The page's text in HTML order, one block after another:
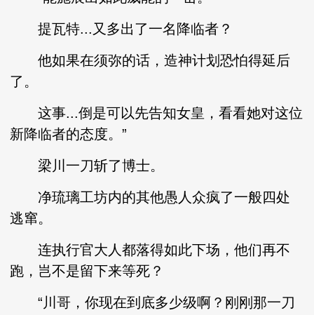
提瓦特...又多出了一名降临者？
他如果在须弥的话，造神计划恐怕得延后
了。
这事...倒是可以先告知女皇，看看她对这位
新降临者的态度。”
梁川一刀斩了博士。
净琉璃工坊内的其他愚人众疯了一般四处
逃窜。
连执行官大人都落得如此下场，他们再不
跑，岂不是留下来等死？
“川哥，你现在到底多少级啊？刚刚那一刀